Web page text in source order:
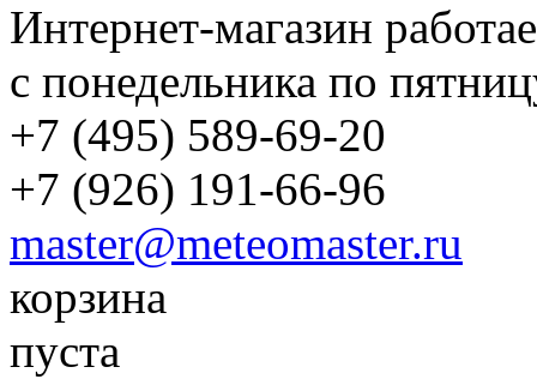
Интернет-магазин
с понедельника по
+7 (495) 589-69-20
+7 (926) 191-66-96
master@meteomaster.ru
корзина
пуста